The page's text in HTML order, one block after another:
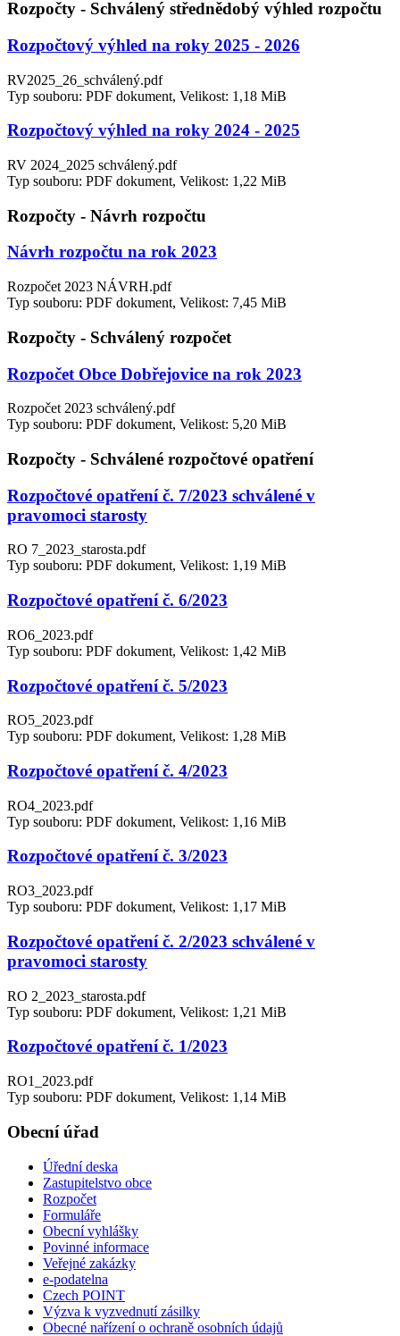
Rozpočty - Schválený střednědobý výhled rozpočtu
Rozpočtový výhled na roky 2025 - 2026
RV2025_26_schválený.pdf
Typ souboru: PDF dokument, Velikost: 1,18 MiB
Rozpočtový výhled na roky 2024 - 2025
RV 2024_2025 schválený.pdf
Typ souboru: PDF dokument, Velikost: 1,22 MiB
Rozpočty - Návrh rozpočtu
Návrh rozpočtu na rok 2023
Rozpočet 2023 NÁVRH.pdf
Typ souboru: PDF dokument, Velikost: 7,45 MiB
Rozpočty - Schválený rozpočet
Rozpočet Obce Dobřejovice na rok 2023
Rozpočet 2023 schválený.pdf
Typ souboru: PDF dokument, Velikost: 5,20 MiB
Rozpočty - Schválené rozpočtové opatření
Rozpočtové opatření č. 7/2023 schválené v
pravomoci starosty
RO 7_2023_starosta.pdf
Typ souboru: PDF dokument, Velikost: 1,19 MiB
Rozpočtové opatření č. 6/2023
RO6_2023.pdf
Typ souboru: PDF dokument, Velikost: 1,42 MiB
Rozpočtové opatření č. 5/2023
RO5_2023.pdf
Typ souboru: PDF dokument, Velikost: 1,28 MiB
Rozpočtové opatření č. 4/2023
RO4_2023.pdf
Typ souboru: PDF dokument, Velikost: 1,16 MiB
Rozpočtové opatření č. 3/2023
RO3_2023.pdf
Typ souboru: PDF dokument, Velikost: 1,17 MiB
Rozpočtové opatření č. 2/2023 schválené v
pravomoci starosty
RO 2_2023_starosta.pdf
Typ souboru: PDF dokument, Velikost: 1,21 MiB
Rozpočtové opatření č. 1/2023
RO1_2023.pdf
Typ souboru: PDF dokument, Velikost: 1,14 MiB
Obecní úřad
Úřední deska
Zastupitelstvo obce
Rozpočet
Formuláře
Obecní vyhlášky
Povinné informace
Veřejné zakázky
e-podatelna
Czech POINT
Výzva k vyzvednutí zásilky
Obecné nařízení o ochraně osobních údajů